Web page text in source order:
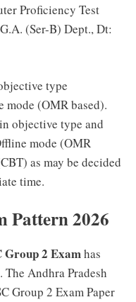
Proficiency Test
(Ser-B) Dept., Dt:
type
(OMR based).
objective type and
mode (OMR
as may be decided
time.
Pattern 2026
Group 2 Examhas
Andhra Pradesh
Group 2 Exam Paper